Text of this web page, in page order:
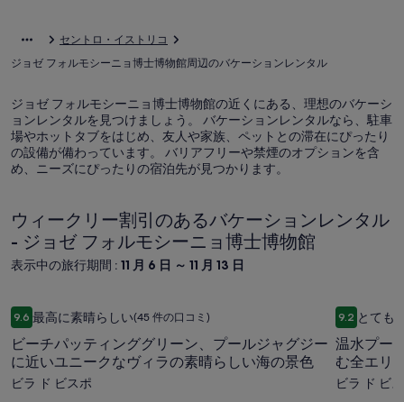
セントロ・イストリコ
ジョゼ フォルモシーニョ博士博物館周辺のバケーションレンタル
ジョゼ フォルモシーニョ博士博物館の近くにある、理想のバケーシ
ョンレンタルを見つけましょう。 バケーションレンタルなら、駐車
場やホットタブをはじめ、友人や家族、ペットとの滞在にぴったり
の設備が備わっています。 バリアフリーや禁煙のオプションを含
め、ニーズにぴったりの宿泊先が見つかります。
ウィークリー割引のあるバケーションレンタル
- ジョゼ フォルモシーニョ博士博物館
表示中の旅行期間 : 11 月 6 日 ～ 11 月 13 日
ビ
ー
チ
パ
9.610 段階中 9.6、最高に素晴らしい、(45 件の口コミ) 件の口コミ
最高に素晴らしい(45 件の口コミ)
ビーチパッティンググリーン、プールジャグジー
に近いユニークなヴィラの素晴らしい海の景色
ビラ ド ビスポ
ビーチパッティンググリーン、プールジャグジーに近いユ
温
水
プ
ー
9.210 段階中
とても
温水プー
む全エリ
ビラ ド ビ
温水プー